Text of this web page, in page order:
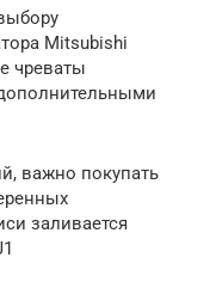
Mitsubishi
чреваты
важно покупать
заливается